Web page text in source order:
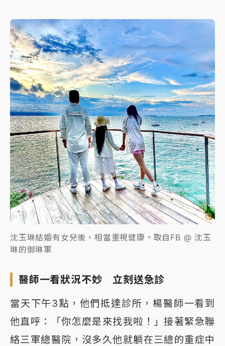
沈玉琳結婚有女兒後，相當重視健康。取自FB @ 沈玉
琳的御琳軍
醫師一看狀況不妙 立刻送急診
當天下午3點，他們抵達診所，楊醫師一看到
他直呼：「你怎麼是來找我啦！」接著緊急聯
絡三軍總醫院，沒多久他就躺在三總的重症中